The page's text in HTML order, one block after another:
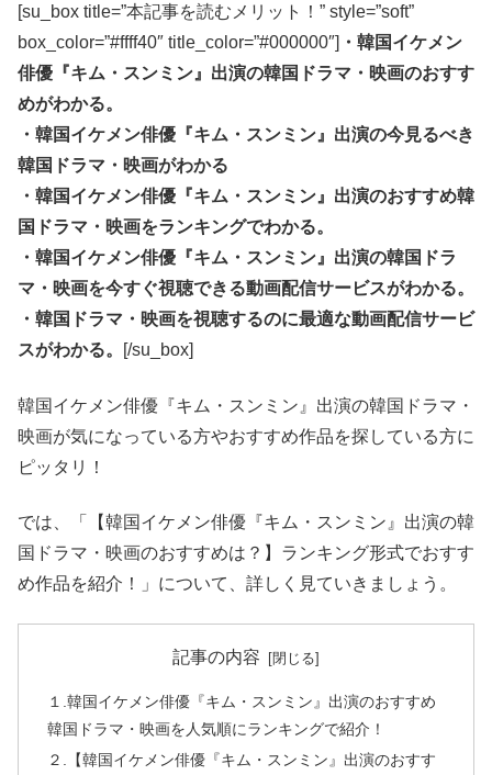
[su_box title=”本記事を読むメリット！” style=”soft”
box_color=”#ffff40″ title_color=”#000000″] ・韓国イケメン
俳優『キム・スンミン』出演の韓国ドラマ・映画のおすす
めがわかる。
・韓国イケメン俳優『キム・スンミン』出演の今見るべき
韓国ドラマ・映画がわかる
・韓国イケメン俳優『キム・スンミン』出演のおすすめ韓
国ドラマ・映画をランキングでわかる。
・韓国イケメン俳優『キム・スンミン』出演の韓国ドラ
マ・映画を今すぐ視聴できる動画配信サービスがわかる。
・韓国ドラマ・映画を視聴するのに最適な動画配信サービ
スがわかる。
[/su_box]
韓国イケメン俳優『キム・スンミン』出演の韓国ドラマ・
映画が気になっている方やおすすめ作品を探している方に
ピッタリ！
では、「【韓国イケメン俳優『キム・スンミン』出演の韓
国ドラマ・映画のおすすめは？】ランキング形式でおすす
め作品を紹介！」について、詳しく見ていきましょう。
記事の内容
１.韓国イケメン俳優『キム・スンミン』出演のおすすめ
韓国ドラマ・映画を人気順にランキングで紹介！
２.【韓国イケメン俳優『キム・スンミン』出演のおすす